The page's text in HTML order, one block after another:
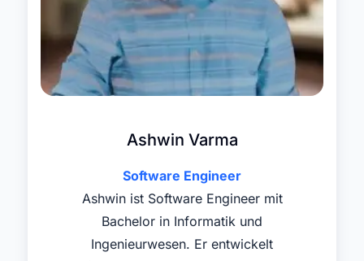
Ashwin Varma
Software Engineer
Ashwin ist Software Engineer mit
Bachelor in Informatik und
Ingenieurwesen. Er entwickelt